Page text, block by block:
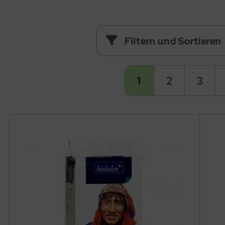
Filtern und Sortieren
1 2 3